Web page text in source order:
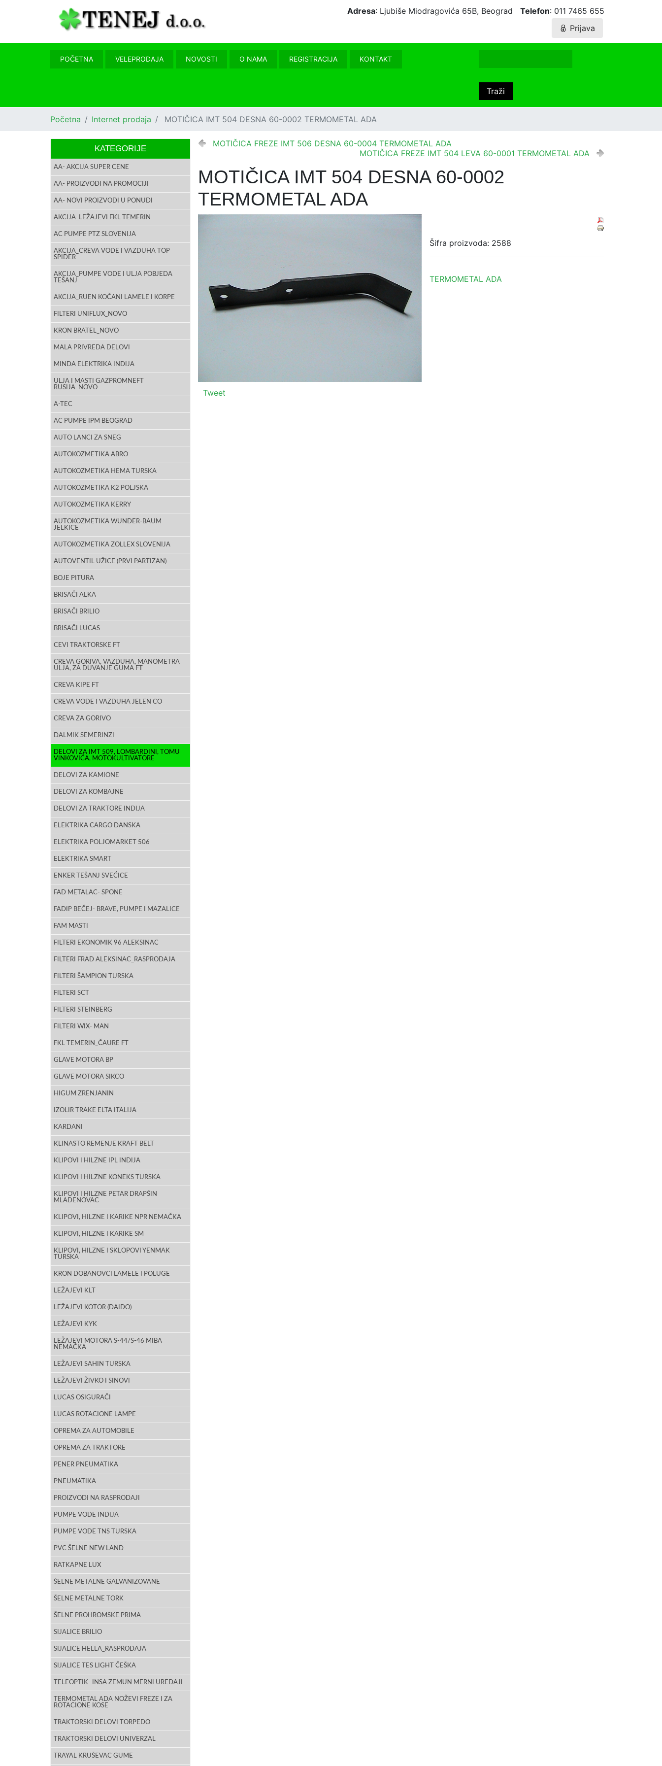
Adresa: Ljubiše Miodragovića 65B, Beograd Telefon: 011 7465 655
Prijava
POČETNA VELEPRODAJA NOVOSTI O NAMA REGISTRACIJA KONTAKT
Početna Internet prodaja MOTIČICA IMT 504 DESNA 60-0002 TERMOMETAL ADA
KATEGORIJE
AA- AKCIJA SUPER CENE
AA- PROIZVODI NA PROMOCIJI
AA- NOVI PROIZVODI U PONUDI
AKCIJA_LEŽAJEVI FKL TEMERIN
AC PUMPE PTZ SLOVENIJA
AKCIJA_CREVA VODE I VAZDUHA TOP
SPIDER
AKCIJA_PUMPE VODE I ULJA POBJEDA
TEŠANJ
AKCIJA_RUEN KOČANI LAMELE I KORPE
FILTERI UNIFLUX_NOVO
KRON BRATEL_NOVO
MALA PRIVREDA DELOVI
MINDA ELEKTRIKA INDIJA
ULJA I MASTI GAZPROMNEFT
RUSIJA_NOVO
A-TEC
AC PUMPE IPM BEOGRAD
AUTO LANCI ZA SNEG
AUTOKOZMETIKA ABRO
AUTOKOZMETIKA HEMA TURSKA
AUTOKOZMETIKA K2 POLJSKA
AUTOKOZMETIKA KERRY
AUTOKOZMETIKA WUNDER-BAUM
JELKICE
AUTOKOZMETIKA ZOLLEX SLOVENIJA
AUTOVENTIL UŽICE (PRVI PARTIZAN)
BOJE PITURA
BRISAČI ALKA
BRISAČI BRILIO
BRISAČI LUCAS
CEVI TRAKTORSKE FT
CREVA GORIVA, VAZDUHA, MANOMETRA
ULJA, ZA DUVANJE GUMA FT
CREVA KIPE FT
CREVA VODE I VAZDUHA JELEN CO
CREVA ZA GORIVO
DALMIK SEMERINZI
DELOVI ZA IMT 509, LOMBARDINI, TOMU
VINKOVIĆA, MOTOKULTIVATORE
DELOVI ZA KAMIONE
DELOVI ZA KOMBAJNE
DELOVI ZA TRAKTORE INDIJA
ELEKTRIKA CARGO DANSKA
ELEKTRIKA POLJOMARKET 506
ELEKTRIKA SMART
ENKER TEŠANJ SVEĆICE
FAD METALAC- SPONE
FADIP BEČEJ- BRAVE, PUMPE I MAZALICE
FAM MASTI
FILTERI EKONOMIK 96 ALEKSINAC
FILTERI FRAD ALEKSINAC_RASPRODAJA
FILTERI ŠAMPION TURSKA
FILTERI SCT
FILTERI STEINBERG
FILTERI WIX- MAN
FKL TEMERIN_ČAURE FT
GLAVE MOTORA BP
GLAVE MOTORA SIKCO
HIGUM ZRENJANIN
IZOLIR TRAKE ELTA ITALIJA
KARDANI
KLINASTO REMENJE KRAFT BELT
KLIPOVI I HILZNE IPL INDIJA
KLIPOVI I HILZNE KONEKS TURSKA
KLIPOVI I HILZNE PETAR DRAPŠIN
MLADENOVAC
KLIPOVI, HILZNE I KARIKE NPR NEMAČKA
KLIPOVI, HILZNE I KARIKE SM
KLIPOVI, HILZNE I SKLOPOVI YENMAK
TURSKA
KRON DOBANOVCI LAMELE I POLUGE
LEŽAJEVI KLT
LEŽAJEVI KOTOR (DAIDO)
LEŽAJEVI KYK
LEŽAJEVI MOTORA S-44/S-46 MIBA
NEMAČKA
LEŽAJEVI SAHIN TURSKA
LEŽAJEVI ŽIVKO I SINOVI
LUCAS OSIGURAČI
LUCAS ROTACIONE LAMPE
OPREMA ZA AUTOMOBILE
OPREMA ZA TRAKTORE
PENER PNEUMATIKA
PNEUMATIKA
PROIZVODI NA RASPRODAJI
PUMPE VODE INDIJA
PUMPE VODE TNS TURSKA
PVC ŠELNE NEW LAND
RATKAPNE LUX
ŠELNE METALNE GALVANIZOVANE
ŠELNE METALNE TORK
ŠELNE PROHROMSKE PRIMA
SIJALICE BRILIO
SIJALICE HELLA_RASPRODAJA
SIJALICE TES LIGHT ČEŠKA
TELEOPTIK- INSA ZEMUN MERNI UREĐAJI
TERMOMETAL ADA NOŽEVI FREZE I ZA
ROTACIONE KOSE
TRAKTORSKI DELOVI TORPEDO
TRAKTORSKI DELOVI UNIVERZAL
TRAYAL KRUŠEVAC GUME
MOTIČICA FREZE IMT 506 DESNA 60-0004 TERMOMETAL ADA
MOTIČICA FREZE IMT 504 LEVA 60-0001 TERMOMETAL ADA
MOTIČICA IMT 504 DESNA 60-0002
TERMOMETAL ADA
Šifra proizvoda: 2588
TERMOMETAL ADA
Tweet